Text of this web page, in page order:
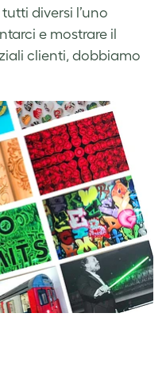
diversi l’uno
e mostrare il
clienti, dobbiamo